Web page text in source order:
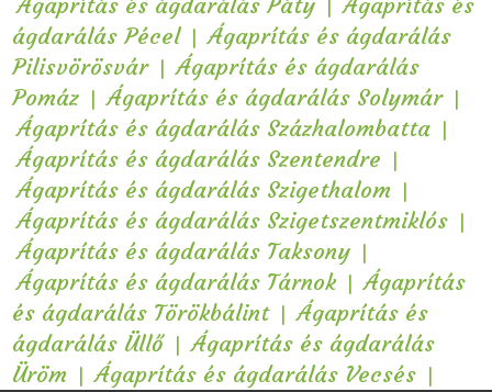
Ágaprítás és ágdarálás Páty
Ágaprítás és
ágdarálás Pécel | Ágaprítás és ágdarálás
Pilisvörösvár | Ágaprítás és ágdarálás
Pomáz | Ágaprítás és ágdarálás Solymár |
Ágaprítás és ágdarálás Százhalombatta |
Ágaprítás és ágdarálás Szentendre |
Ágaprítás és ágdarálás Szigethalom |
Ágaprítás és ágdarálás Szigetszentmiklós |
Ágaprítás és ágdarálás Taksony |
Ágaprítás és ágdarálás Tárnok | Ágaprítás
és ágdarálás Törökbálint | Ágaprítás és
ágdarálás Üllő | Ágaprítás és ágdarálás
Üröm | Ágaprítás és ágdarálás Vecsés |